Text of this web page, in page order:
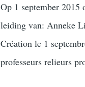
Op 1 september
leiding van: Anneke
Création le 1
professeurs relieurs